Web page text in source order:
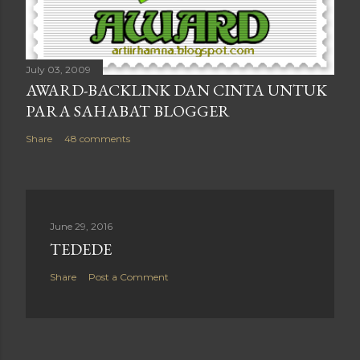
July 03, 2009
AWARD-BACKLINK DAN CINTA UNTUK
PARA SAHABAT BLOGGER
Share 48 comments
June 29, 2016
TEDEDE
Share Post a Comment